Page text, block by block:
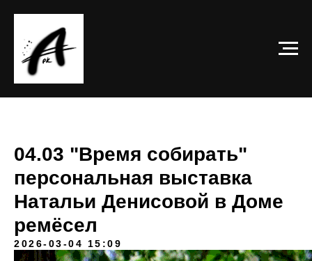
04.03 "Время собирать"
персональная выставка
Натальи Денисовой в Доме
ремёсел
2026-03-04 15:09